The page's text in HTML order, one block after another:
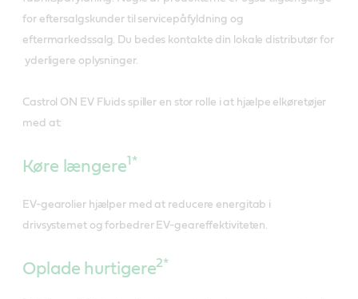
for eftersalgskunder til servicepåfyldning og
eftermarkedssalg. Du bedes kontakte din lokale distributør for
yderligere oplysninger.
Castrol ON EV Fluids spiller en stor rolle i at hjælpe elkøretøjer
med at:
Køre længere1*
EV-gearolier hjælper med at reducere energitab i
drivsystemet og forbedrer EV-geareffektiviteten.
Oplade hurtigere2*